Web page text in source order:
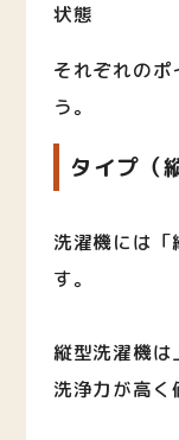
状態
それぞれの
う。
タイプ（
洗濯機には
す。
縦型洗濯機は
洗浄力が高く